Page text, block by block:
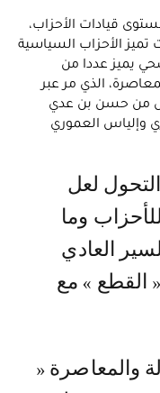
قيادات الأحزاب،
تميز الأحزاب السياسية
يميز عددا من
الذي مر عبر
العامة انطلاقا من سنة 2008 كل من حسن بن عدي
وإلياس العموري
وما
العادي
القطع » مع
والمعاصرة «